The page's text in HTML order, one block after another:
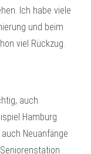
Ich habe viele
und beim
viel Rückzug.
auch
Hamburg
Neuanfänge